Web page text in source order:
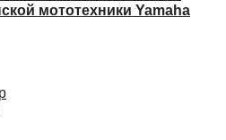
мототехники Yamaha